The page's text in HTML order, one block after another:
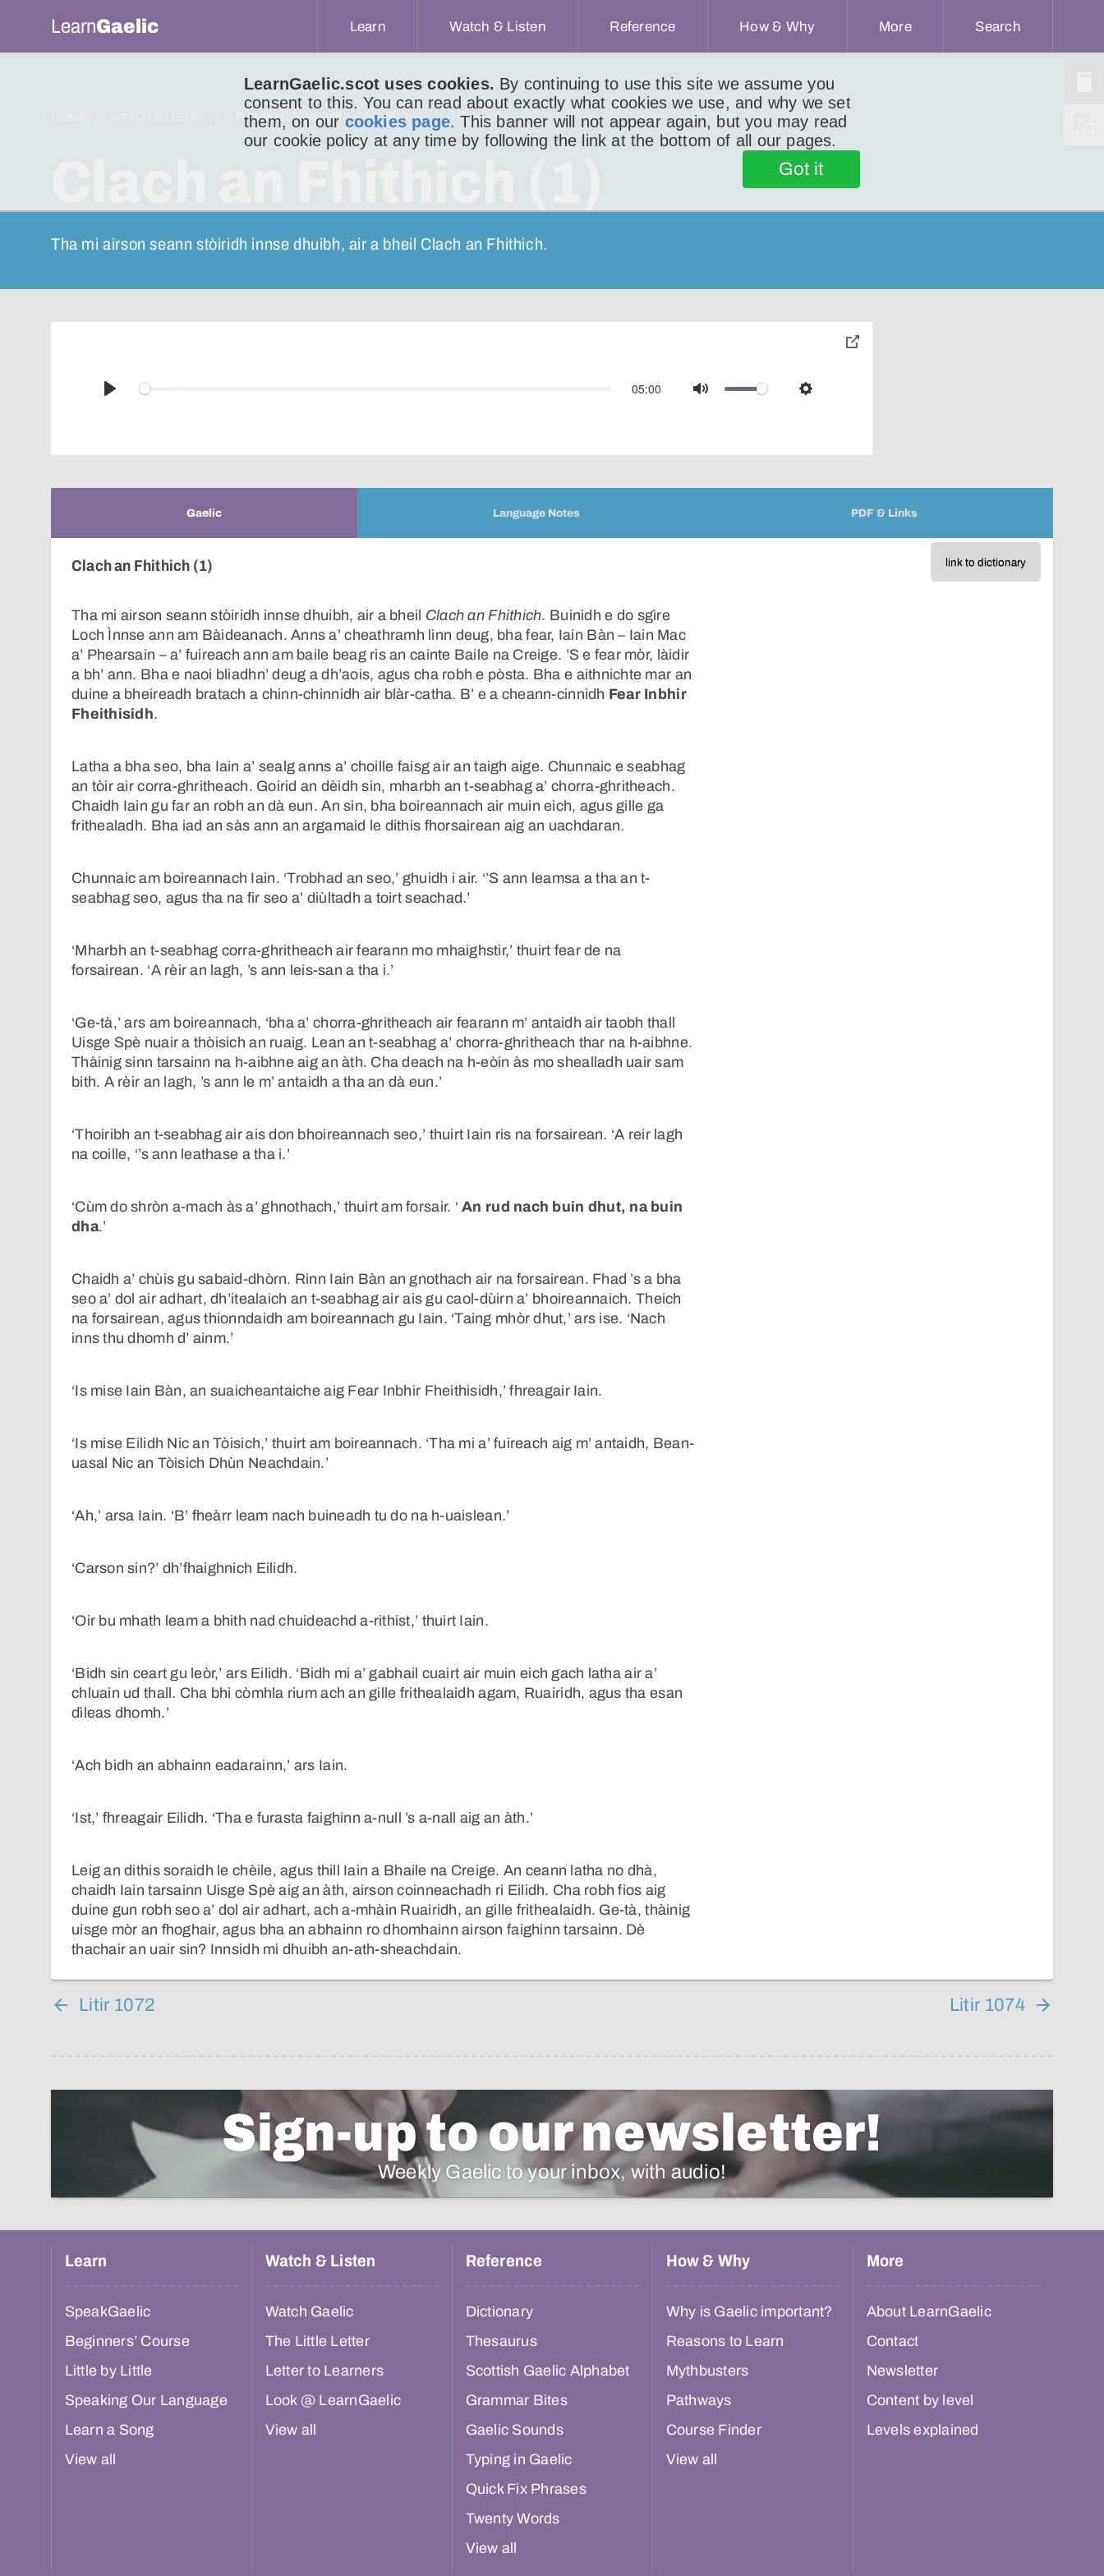
LearnGaelic.scot uses cookies. By continuing to use this site we assume you
consent to this. You can read about exactly what cookies we use, and why we set
them, on our cookies page. This banner will not appear again, but you may read
our cookie policy at any time by following the link at the bottom of all our pages.
Got it
LearnGaelic Learn Watch & Listen Reference How & Why More Search
LITIR DO LUCHD-IONNSACHAIDH LITIR 1073
Tha mi airson seann stòiridh innse dhuibh, air a bheil Clach an Fhithich.
Play
05:00
Mute Settings
toggle
Gaelic Language Notes PDF & Links
link to dictionary
Clach an Fhithich (1)
Tha mi airson seann stòiridh innse dhuibh, air a bheil Clach an Fhithich. Buinidh e do sgìre
Loch Ìnnse ann am Bàideanach. Anns a’ cheathramh linn deug, bha fear, Iain Bàn – Iain Mac
a’ Phearsain – a’ fuireach ann am baile beag ris an cainte Baile na Creige. ’S e fear mòr, làidir
a bh’ ann. Bha e naoi bliadhn’ deug a dh’aois, agus cha robh e pòsta. Bha e aithnichte mar an
duine a bheireadh bratach a chinn-chinnidh air blàr-catha. B’ e a cheann-cinnidh Fear Inbhir
Fheithisidh.
Latha a bha seo, bha Iain a’ sealg anns a’ choille faisg air an taigh aige. Chunnaic e seabhag
an tòir air corra-ghritheach. Goirid an dèidh sin, mharbh an t-seabhag a’ chorra-ghritheach.
Chaidh Iain gu far an robh an dà eun. An sin, bha boireannach air muin eich, agus gille ga
frithealadh. Bha iad an sàs ann an argamaid le dithis fhorsairean aig an uachdaran.
Chunnaic am boireannach Iain. ‘Trobhad an seo,’ ghuidh i air. ‘’S ann leamsa a tha an t-
seabhag seo, agus tha na fir seo a’ diùltadh a toirt seachad.’
‘Mharbh an t-seabhag corra-ghritheach air fearann mo mhaighstir,’ thuirt fear de na
forsairean. ‘A rèir an lagh, ’s ann leis-san a tha i.’
‘Ge-tà,’ ars am boireannach, ‘bha a’ chorra-ghritheach air fearann m’ antaidh air taobh thall
Uisge Spè nuair a thòisich an ruaig. Lean an t-seabhag a’ chorra-ghritheach thar na h-aibhne.
Thàinig sinn tarsainn na h-aibhne aig an àth. Cha deach na h-eòin às mo shealladh uair sam
bith. A rèir an lagh, ’s ann le m’ antaidh a tha an dà eun.’
‘Thoiribh an t-seabhag air ais don bhoireannach seo,’ thuirt Iain ris na forsairean. ‘A reir lagh
na coille, ‘’s ann leathase a tha i.’
‘Cùm do shròn a-mach às a’ ghnothach,’ thuirt am forsair. ‘An rud nach buin dhut, na buin
dha.’
Chaidh a’ chùis gu sabaid-dhòrn. Rinn Iain Bàn an gnothach air na forsairean. Fhad ’s a bha
seo a’ dol air adhart, dh’itealaich an t-seabhag air ais gu caol-dùirn a’ bhoireannaich. Theich
na forsairean, agus thionndaidh am boireannach gu Iain. ‘Taing mhòr dhut,’ ars ise. ‘Nach
inns thu dhomh d’ ainm.’
‘Is mise Iain Bàn, an suaicheantaiche aig Fear Inbhir Fheithisidh,’ fhreagair Iain.
‘Is mise Eilidh Nic an Tòisich,’ thuirt am boireannach. ‘Tha mi a’ fuireach aig m’ antaidh, Bean-
uasal Nic an Tòisich Dhùn Neachdain.’
‘Ah,’ arsa Iain. ‘B’ fheàrr leam nach buineadh tu do na h-uaislean.’
‘Carson sin?’ dh’fhaighnich Eilidh.
‘Oir bu mhath leam a bhith nad chuideachd a-rithist,’ thuirt Iain.
‘Bidh sin ceart gu leòr,’ ars Eilidh. ‘Bidh mi a’ gabhail cuairt air muin eich gach latha air a’
chluain ud thall. Cha bhi còmhla rium ach an gille frithealaidh agam, Ruairidh, agus tha esan
dìleas dhomh.’
‘Ach bidh an abhainn eadarainn,’ ars Iain.
‘Ist,’ fhreagair Eilidh. ‘Tha e furasta faighinn a-null ’s a-nall aig an àth.’
Leig an dithis soraidh le chèile, agus thill Iain a Bhaile na Creige. An ceann latha no dhà,
chaidh Iain tarsainn Uisge Spè aig an àth, airson coinneachadh ri Eilidh. Cha robh fios aig
duine gun robh seo a’ dol air adhart, ach a-mhàin Ruairidh, an gille frithealaidh. Ge-tà, thàinig
uisge mòr an fhoghair, agus bha an abhainn ro dhomhainn airson faighinn tarsainn. Dè
thachair an uair sin? Innsidh mi dhuibh an-ath-sheachdain.
Litir 1072 Litir 1074
Sign-up to our newsletter!
Weekly Gaelic to your inbox, with audio!
Learn
SpeakGaelic
Beginners’ Course
Little by Little
Speaking Our Language
Learn a Song
View all
Watch & Listen
Watch Gaelic
The Little Letter
Letter to Learners
Look @ LearnGaelic
View all
Reference
Dictionary
Thesaurus
Scottish Gaelic Alphabet
Grammar Bites
Gaelic Sounds
Typing in Gaelic
Quick Fix Phrases
Twenty Words
View all
How & Why
Why is Gaelic important?
Reasons to Learn
Mythbusters
Pathways
Course Finder
View all
More
About LearnGaelic
Contact
Newsletter
Content by level
Levels explained